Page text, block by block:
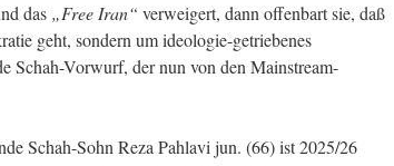
das „Free Iran“ verweigert, dann offenbart sie, daß
geht, sondern um ideologie-getriebenes
Schah-Vorwurf, der nun von den Mainstream-
Schah-Sohn Reza Pahlavi jun. (66) ist 2025/26